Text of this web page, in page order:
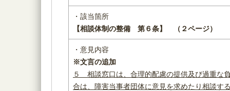
・該当箇所
【相談体制の整備 第６条】
（２ページ）
・意見内容
※文言の追加
５ 相談窓口は、合理的配慮の提供及び過重な
合は、 障害当事者団体に意見を求めたり相談す